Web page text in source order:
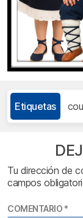
Etiquetas
Tu dirección de
campos
COMENTARIO *